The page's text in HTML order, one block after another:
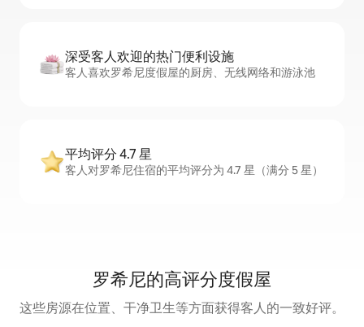
深受客人欢迎的热门便利设施
客人喜欢罗希尼度假屋的厨房、无线网络和游泳池
平均评分 4.7 星
客人对罗希尼住宿的平均评分为 4.7 星（满分 5 星）
罗希尼的高评分度假屋
这些房源在位置、干净卫生等方面获得客人的一致好评。